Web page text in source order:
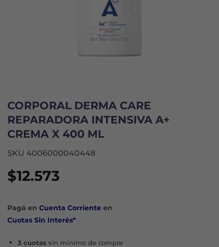
CORPORAL DERMA CARE
REPARADORA INTENSIVA A+
CREMA X 400 ML
SKU 4006000040448
$12.573
Pagá en Cuenta Corriente en
Cuotas Sin Interés*
3 cuotassin mínimo de compra